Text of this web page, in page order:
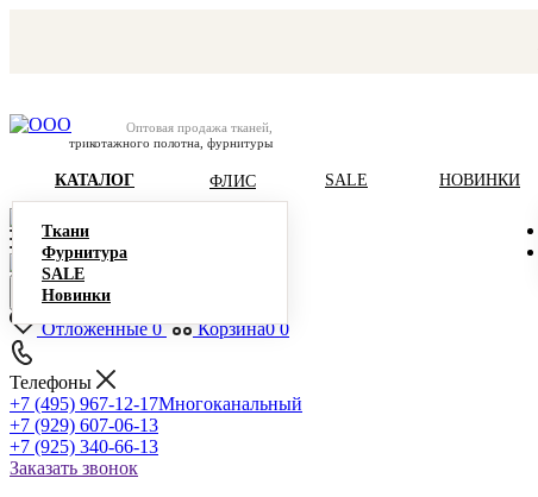
Оптовая продажа тканей,
трикотажного полотна, фурнитуры
КАТАЛОГ
Ткани
Фурнитура
SALE
Новинки
ФЛИС SALE НОВИНКИ
Отложенные 0 Корзина0 0
Телефоны
+7 (495) 967-12-17Многоканальный
+7 (929) 607-06-13
+7 (925) 340-66-13
Заказать звонок